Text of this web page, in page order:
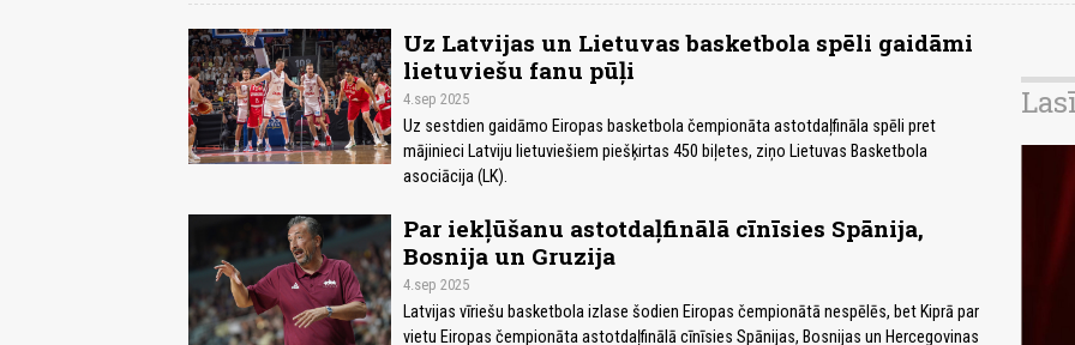
Uz Latvijas un Lietuvas basketbola spēli gaidāmi
lietuviešu fanu pūļi
4.sep 2025
Uz sestdien gaidāmo Eiropas basketbola čempionāta astotdaļfināla spēli pret
mājinieci Latviju lietuviešiem piešķirtas 450 biļetes, ziņo Lietuvas Basketbola
asociācija (LK).
Par iekļūšanu astotdaļfinālā cīnīsies Spānija,
Bosnija un Gruzija
4.sep 2025
Latvijas vīriešu basketbola izlase šodien Eiropas čempionātā nespēlēs, bet Kiprā par
vietu Eiropas čempionāta astotdaļfinālā cīnīsies Spānijas, Bosnijas un Hercegovinas